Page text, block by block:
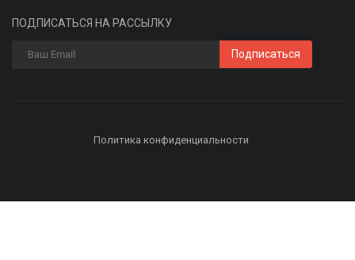
ПОДПИСАТЬСЯ НА РАССЫЛКУ
Подписаться
Политика конфиденциальности